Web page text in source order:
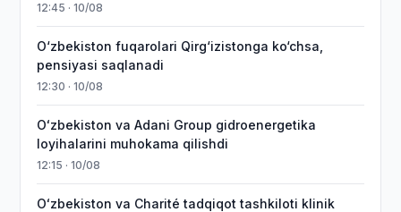
12:45 · 10/08
O‘zbekiston fuqarolari Qirg‘izistonga ko‘chsa,
pensiyasi saqlanadi
12:30 · 10/08
Oʻzbekiston va Adani Group gidroenergetika
loyihalarini muhokama qilishdi
12:15 · 10/08
Oʻzbekiston va Charité tadqiqot tashkiloti klinik